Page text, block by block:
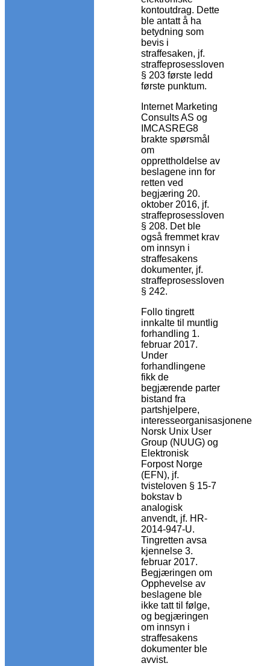
kontoutdrag. Dette
ble antatt å ha
betydning som
bevis i
straffesaken, jf.
straffeprosessloven
§ 203 første ledd
første punktum.
Internet Marketing
Consults AS og
IMCASREG8
brakte spørsmål
om
opprettholdelse av
beslagene inn for
retten ved
begjæring 20.
oktober 2016, jf.
straffeprosessloven
§ 208. Det ble
også fremmet krav
om innsyn i
straffesakens
dokumenter, jf.
straffeprosessloven
§ 242.
Follo tingrett
innkalte til muntlig
forhandling 1.
februar 2017.
Under
forhandlingene
fikk de
begjærende parter
bistand fra
partshjelpere,
interesseorganisasjonene
Norsk Unix User
Group (NUUG) og
Elektronisk
Forpost Norge
(EFN), jf.
tvisteloven § 15-7
bokstav b
analogisk
anvendt, jf. HR-
2014-947-U.
Tingretten avsa
kjennelse 3.
februar 2017.
Begjæringen om
Opphevelse av
beslagene ble
ikke tatt til følge,
og begjæringen
om innsyn i
straffesakens
dokumenter ble
avvist.